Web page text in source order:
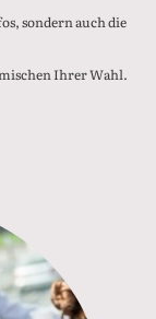
sondern auch die
Ihrer Wahl.